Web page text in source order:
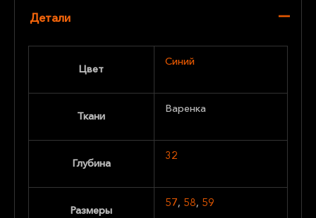
Детали
Цвет
Синий
Ткани
Варенка
Глубина
32
Размеры
57, 58, 59